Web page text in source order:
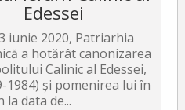
Edessei
iunie 2020, Patriarhia
a hotărât canonizarea
Calinic al Edessei,
1984) și pomenirea lui în
la data de...